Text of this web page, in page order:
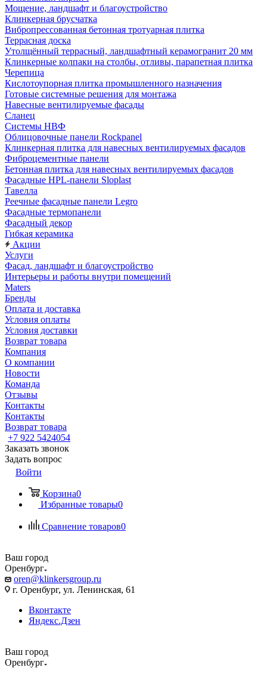
Мощение, ландшафт и благоустройство
Клинкерная брусчатка
Вибропрессованная бетонная тротуарная плитка
Террасная доска
Утолщённый террасный, ландшафтный керамогранит 20 мм
Клинкерные колпаки на столбы, отливы, парапетная плитка
Черепица
Кислотоупорная плитка промышленного назначения
Готовые системные решения для монтажа
Навесные вентилируемые фасады
Сланец
Системы НВФ
Облицовочные панели Rockpanel
Клинкерная плитка для навесных вентилируемых фасадов
Фиброцементные панели
Бетонная плитка для навесных вентилируемых фасадов
Фасадные HPL-панели Sloplast
Тавелла
Реечные фасадные панели Legro
Фасадные термопанели
Фасадный декор
Гибкая керамика
Акции
Услуги
Фасад, ландшафт и благоустройство
Интерьеры и работы внутри помещений
Maters
Бренды
Оплата и доставка
Условия оплаты
Условия доставки
Возврат товара
Компания
О компании
Новости
Команда
Отзывы
Контакты
Контакты
Возврат товара
+7 922 5424054
Заказать звонок
Задать вопрос
Войти
Корзина0
Избранные товары0
Сравнение товаров0
Ваш город
Оренбург
oren@klinkersgroup.ru
г. Оренбург, ул. Ленинская, 61
Вконтакте
Яндекс.Дзен
Ваш город
Оренбург